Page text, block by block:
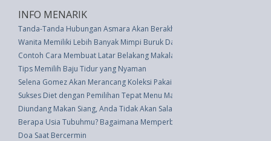
INFO MENARIK
Tanda-Tanda Hubungan Asmara Akan Berakhir, Kenali Sejak Dini
Wanita Memiliki Lebih Banyak Mimpi Buruk Daripada Pria � Inilah
Contoh Cara Membuat Latar Belakang Makalah
Tips Memilih Baju Tidur yang Nyaman
Selena Gomez Akan Merancang Koleksi Pakaian Pertama untuk Coach
Sukses Diet dengan Pemilihan Tepat Menu Makan Siang
Diundang Makan Siang, Anda Tidak Akan Salah Tampil dengan Busana Ini
Berapa Usia Tubuhmu? Bagaimana Memperbaikinya�
Doa Saat Bercermin